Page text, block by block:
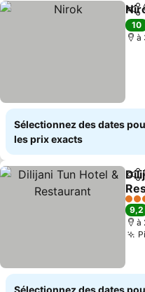
10
à
Sélectionnez des dates
les prix exacts
4
9,2
à
Sélectionnez des dates